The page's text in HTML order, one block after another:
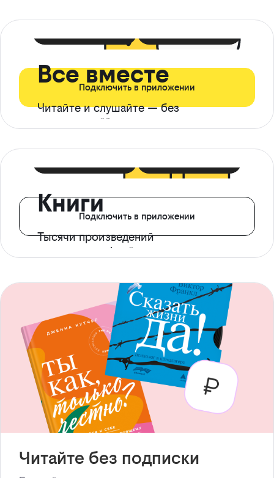
Все вместе
Читайте и слушайте — без
ограничений*
Подключить в приложении
Книги
Тысячи произведений
с доступом офлайн
Подключить в приложении
Читайте без подписки